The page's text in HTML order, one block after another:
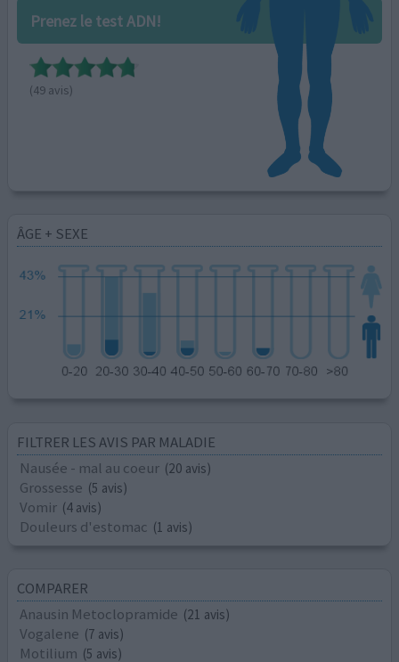
Prenez le test ADN!
(49 avis)
ÂGE + SEXE
FILTRER LES AVIS PAR MALADIE
Nausée - mal au coeur (20 avis)
Grossesse (5 avis)
Vomir (4 avis)
Douleurs d'estomac (1 avis)
COMPARER
Anausin Metoclopramide (21 avis)
Vogalene (7 avis)
Motilium (5 avis)